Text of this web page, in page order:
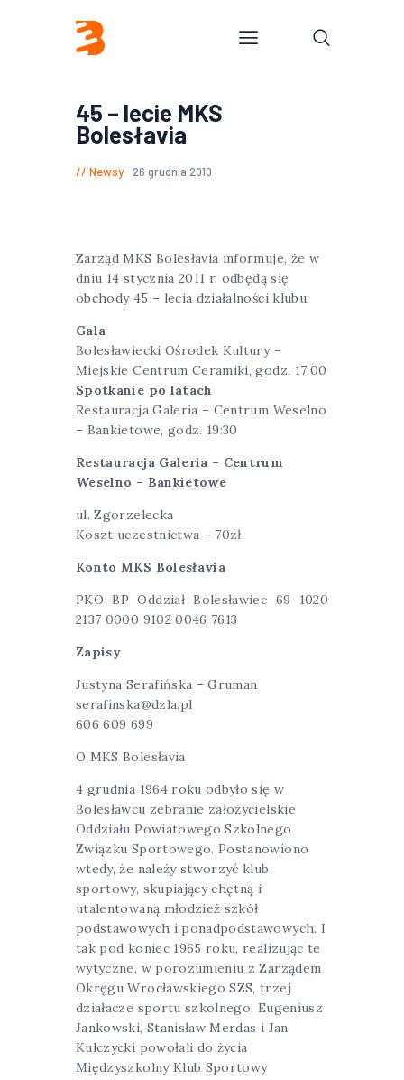
45 – lecie MKS
Bolesłavia
Newsy 26 grudnia 2010
Zarząd MKS Bolesłavia informuje, że w
dniu 14 stycznia 2011 r. odbędą się
obchody 45 – lecia działalności klubu.
Gala
Bolesławiecki Ośrodek Kultury –
Miejskie Centrum Ceramiki, godz. 17:00
Spotkanie po latach
Restauracja Galeria – Centrum Weselno
– Bankietowe, godz. 19:30
Restauracja Galeria – Centrum
Weselno – Bankietowe
ul. Zgorzelecka
Koszt uczestnictwa – 70zł
Konto MKS Bolesłavia
PKO BP Oddział Bolesławiec 69 1020
2137 0000 9102 0046 7613
Zapisy
Justyna Serafińska – Gruman
serafinska@dzla.pl
606 609 699
O MKS Bolesłavia
4 grudnia 1964 roku odbyło się w
Bolesławcu zebranie założycielskie
Oddziału Powiatowego Szkolnego
Związku Sportowego. Postanowiono
wtedy, że należy stworzyć klub
sportowy, skupiający chętną i
utalentowaną młodzież szkół
podstawowych i ponadpodstawowych. I
tak pod koniec 1965 roku, realizując te
wytyczne, w porozumieniu z Zarządem
Okręgu Wrocławskiego SZS, trzej
działacze sportu szkolnego: Eugeniusz
Jankowski, Stanisław Merdas i Jan
Kulczycki powołali do życia
Międzyszkolny Klub Sportowy